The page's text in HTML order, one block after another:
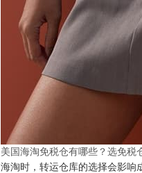
美国海淘免税仓有哪些？选免税
海淘时，转运仓库的选择会影响